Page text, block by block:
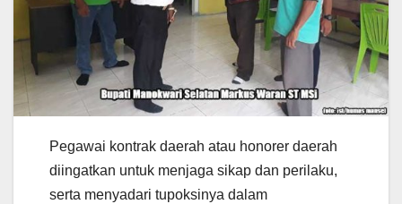
Pegawai kontrak daerah atau honorer daerah
diingatkan untuk menjaga sikap dan perilaku,
serta menyadari tupoksinya dalam